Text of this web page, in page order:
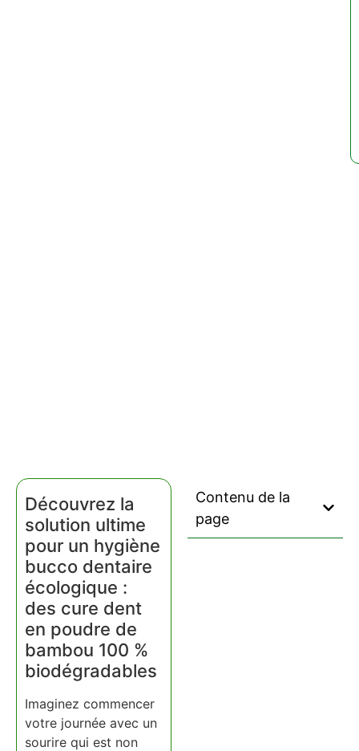
Découvrez la
solution ultime
pour un hygiène
bucco dentaire
écologique :
des cure dent
en poudre de
bambou 100 %
biodégradables
Imaginez commencer
votre journée avec un
sourire qui est non
Contenu de la
page